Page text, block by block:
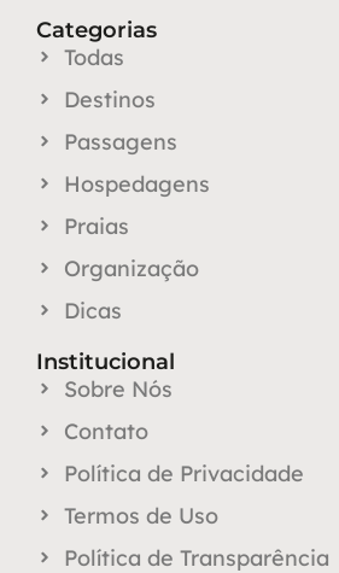
Categorias
Todas
Destinos
Passagens
Hospedagens
Praias
Organização
Dicas
Institucional
Sobre Nós
Contato
Política de Privacidade
Termos de Uso
Política de Transparência